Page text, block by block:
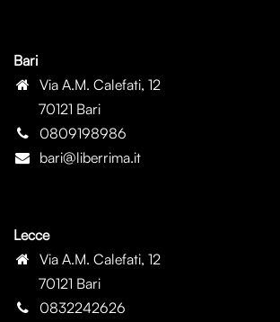
Bari
Via A.M. Calefati, 12
70121 Bari
0809198986
bari@liberrima.it
Lecce
Via A.M. Calefati, 12
70121 Bari
0832242626